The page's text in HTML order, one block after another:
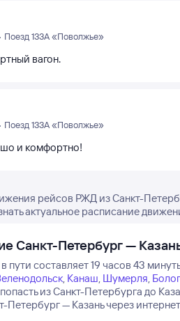
Поезд 133А «Поволжье»
вагон.
Поезд 133А «Поволжье»
и комфортно!
рейсов РЖД из Санкт-
актуальное расписание
Санкт-Петербург —
пути составляет 19 часов 43
, Канаш, Шумерля,
попасть из Санкт-Петербурга до
— Казань через